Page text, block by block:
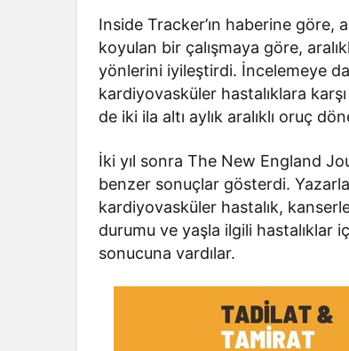
Inside Tracker’ın haberine göre,
koyulan bir çalışmaya göre,
yönlerini iyileştirdi. İncelemeye
kardiyovasküler hastalıklara
de iki ila altı aylık aralıklı oruç
İki yıl sonra The New England
benzer sonuçlar gösterdi.
kardiyovasküler hastalık,
durumu ve yaşla ilgili hastalıklar
sonucuna vardılar.